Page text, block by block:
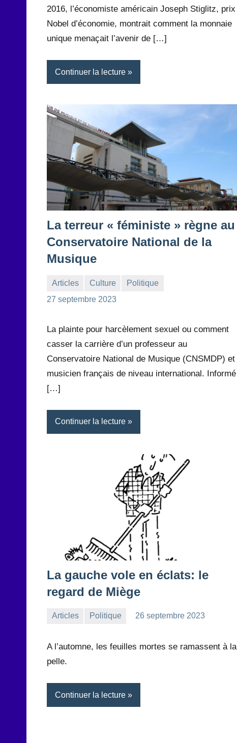
2016, l’économiste américain Joseph Stiglitz, prix
Nobel d’économie, montrait comment la monnaie
unique menaçait l’avenir de […]
Continuer la lecture
La terreur « féministe » règne au
Conservatoire National de la
Musique
Articles Culture
Politique
27 septembre 2023
la
1
La plainte pour harcèlement sexuel ou comment
casser la carrière d’un professeur au
Conservatoire National de Musique (CNSMDP) et
musicien français de niveau international. Informé
[…]
Continuer la lecture
La gauche vole en éclats: le
regard de Miège
Articles Politique
26 septembre 2023
A l’automne, les feuilles mortes se ramassent à la
pelle.
Continuer la lecture